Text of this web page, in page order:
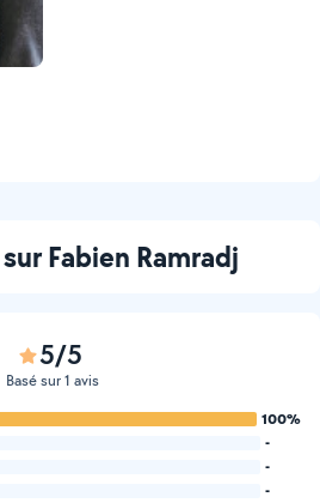
Fabien Ramradj
5/5
Basé sur 1 avis
100%
-
-
-